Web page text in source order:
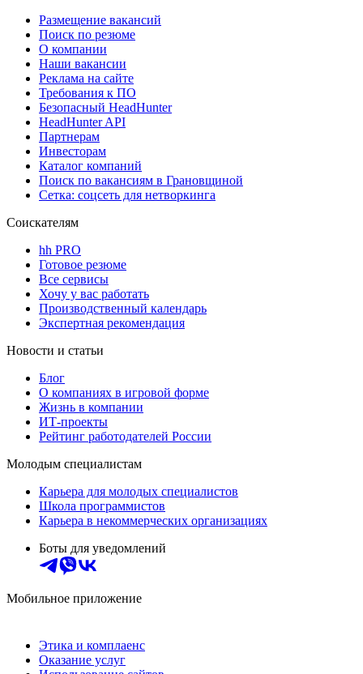
Размещение вакансий
Поиск по резюме
О компании
Наши вакансии
Реклама на сайте
Требования к ПО
Безопасный HeadHunter
HeadHunter API
Партнерам
Инвесторам
Каталог компаний
Поиск по вакансиям в Грановщиной
Сетка: соцсеть для нетворкинга
Соискателям
hh PRO
Готовое резюме
Все сервисы
Хочу у вас работать
Производственный календарь
Экспертная рекомендация
Новости и статьи
Блог
О компаниях в игровой форме
Жизнь в компании
ИТ-проекты
Рейтинг работодателей России
Молодым специалистам
Карьера для молодых специалистов
Школа программистов
Карьера в некоммерческих организациях
Боты для уведомлений
Мобильное приложение
Этика и комплаенс
Оказание услуг